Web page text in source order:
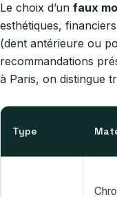
Le choix d’un faux
esthétiques,
(dent antérieure ou
recommandations
à Paris, on distingue
Type